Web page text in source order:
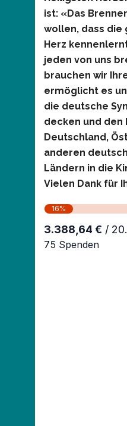
ist: «Das
wollen, dass die
Herz
jeden von uns
brauchen wir
ermöglicht es
die deutsche
decken und den
Deutschland,
anderen
Ländern in die
Vielen Dank für